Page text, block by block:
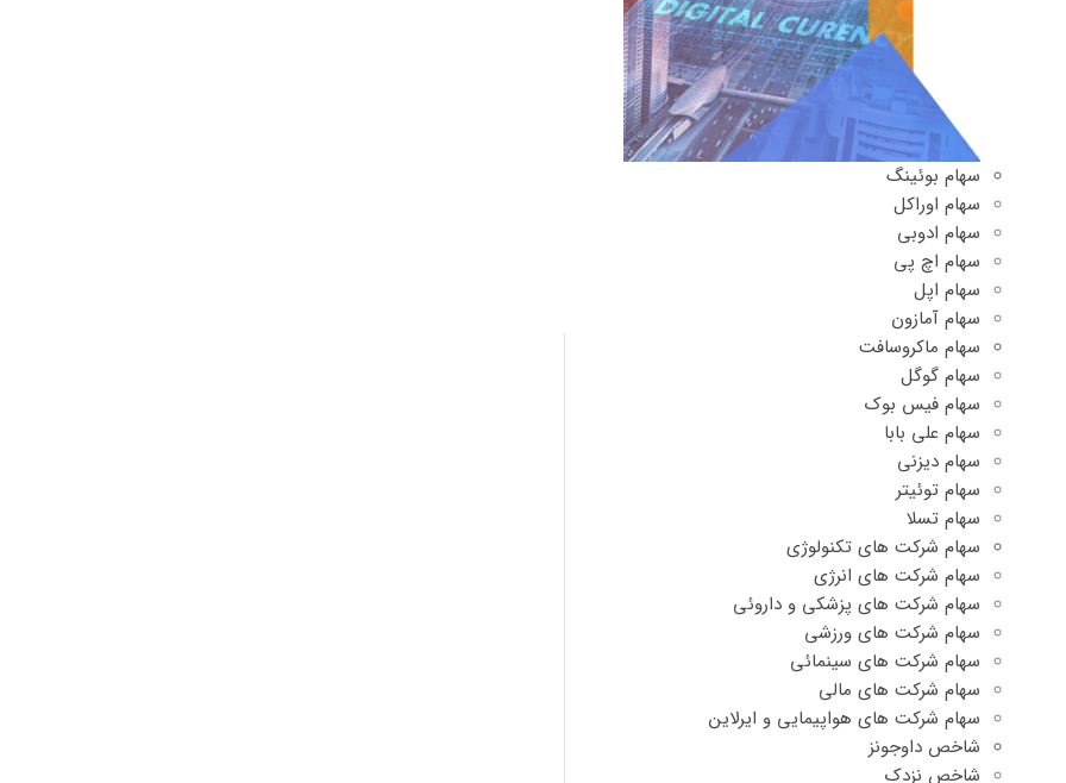
سهام بوئینگ
سهام اوراکل
سهام ادوبی
سهام اچ پی
سهام اپل
سهام آمازون
سهام ماکروسافت
سهام گوگل
سهام فیس بوک
سهام علی بابا
سهام دیزنی
سهام توئیتر
سهام تسلا
سهام شرکت های تکنولوژی
سهام شرکت های انرژی
سهام شرکت های پزشکی و داروئی
سهام شرکت های ورزشی
سهام شرکت های سینمائی
سهام شرکت های مالی
سهام شرکت های هواپیمایی و ایرلاین
شاخص داوجونز
شاخص نزدک